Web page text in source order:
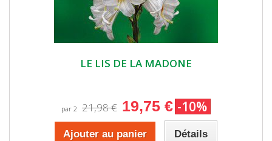
LE LIS DE LA MADONE
par 2 21,98 € 19,75 € -10%
Ajouter au panier Détails